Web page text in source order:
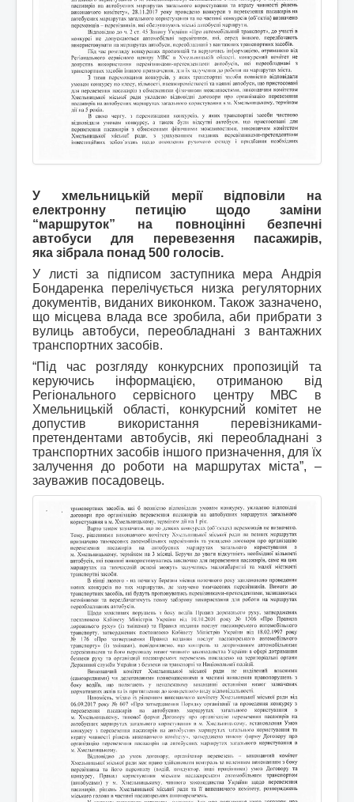
У хмельницькій мерії відповіли на
електронну петицію щодо заміни
“маршруток” на повноцінні безпечні
автобуси для перевезення пасажирів,
яка зібрала понад 500 голосів.
У листі за підписом заступника мера Андрія
Бондаренка перелічується низка регуляторних
документів, виданих виконком. Також зазначено,
що місцева влада все зробила, аби прибрати з
вулиць автобуси, переобладнані з вантажних
транспортних засобів.
“Під час розгляду конкурсних пропозицій та
керуючись інформацією, отриманою від
Регіонального сервісного центру МВС в
Хмельницькій області, конкурсний комітет не
допустив використання перевізниками-
претендентами автобусів, які переобладнані з
транспортних засобів іншого призначення, для їх
залучення до роботи на маршрутах міста”, –
зауважив посадовець.